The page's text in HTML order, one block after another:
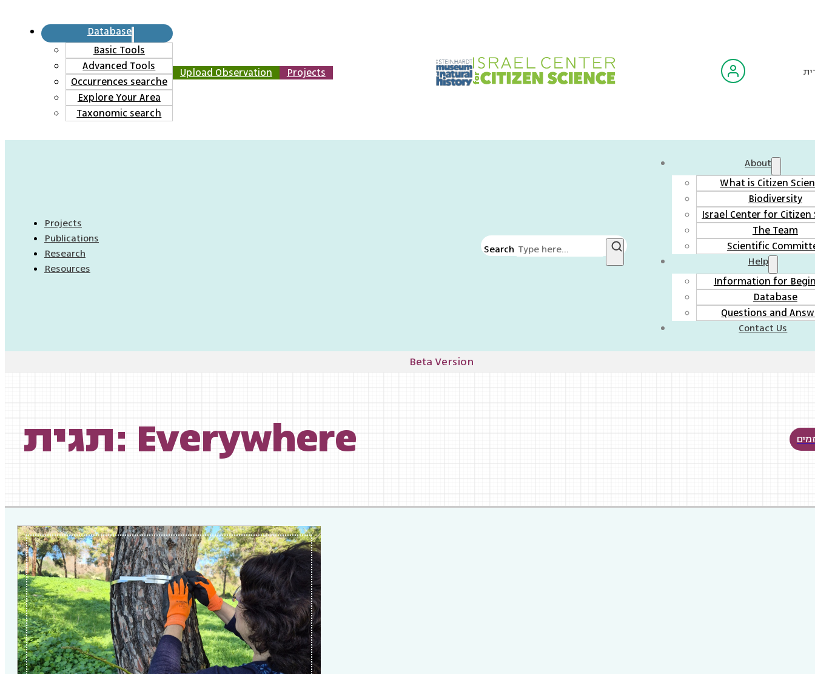
Database
Basic Tools
Advanced Tools
Occurrences searche
Explore Your Area
Taxonomic search
Upload Observation Projects
Projects
Publications
Research
Resources
Search
About
What is Citizen
Biodiversity
Israel Center for Citizen
The Team
Scientific
Help
Information for
Database
Questions and
Contact Us
Beta Version
תגית: Everywhere